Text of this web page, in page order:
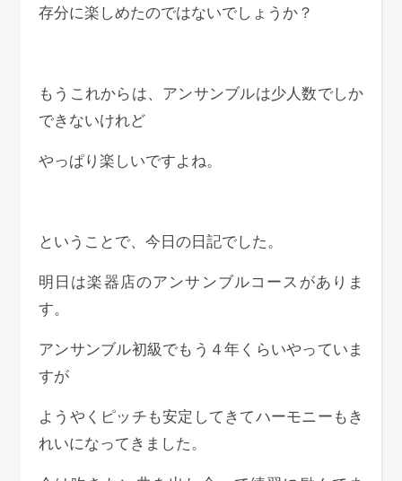
存分に楽しめたのではないでしょうか？
もうこれからは、アンサンブルは少人数でしか
できないけれど
やっぱり楽しいですよね。
ということで、今日の日記でした。
明日は楽器店のアンサンブルコースがありま
す。
アンサンブル初級でもう４年くらいやっていま
すが
ようやくピッチも安定してきてハーモニーもき
れいになってきました。